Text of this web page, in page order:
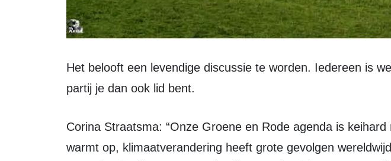
Het belooft een levendige discussie te worden. Iedereen is welkom, van welke
partij je dan ook lid bent.
Corina Straatsma: “Onze Groene en Rode agenda is keihard nodig. De aarde
warmt op, klimaatverandering heeft grote gevolgen